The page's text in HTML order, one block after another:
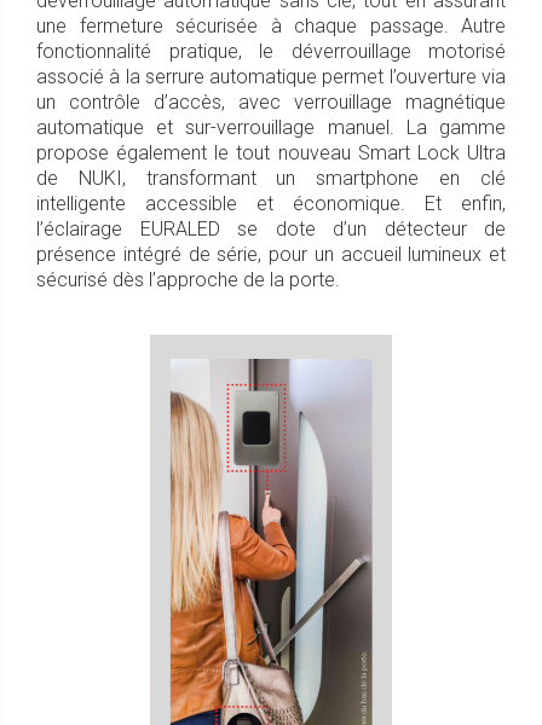
une fermeture sécurisée à chaque passage. Autre
fonctionnalité pratique, le déverrouillage motorisé
associé à la serrure automatique permet l’ouverture via
un contrôle d’accès, avec verrouillage magnétique
automatique et sur-verrouillage manuel. La gamme
propose également le tout nouveau Smart Lock Ultra
de NUKI, transformant un smartphone en clé
intelligente accessible et économique. Et enfin,
l’éclairage EURALED se dote d’un détecteur de
présence intégré de série, pour un accueil lumineux et
sécurisé dès l’approche de la porte.